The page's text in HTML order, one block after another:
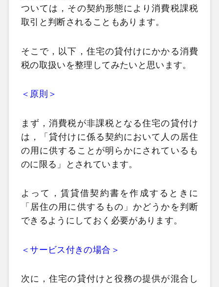
ついては，その契約形態により消費税課税
取引と判断されることもあります。
そこで，以下，住宅の貸付けにかかる消費
税の取扱いを整理してみたいと思います。
＜原則＞
まず，消費税が非課税となる住宅の貸付け
は，「貸付けに係る契約において人の居住
の用に供することが明らかにされているも
のに限る」とされています。
よって，賃貸借契約書を作成するときに
「居住の用に供するもの」かどうかを判断
できるようにしておく必要があります。
＜サービス付きの場合＞
次に，住宅の貸付けと役務の提供が混合し